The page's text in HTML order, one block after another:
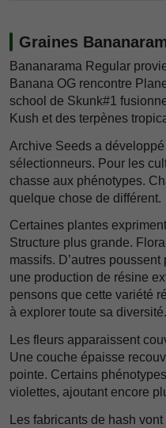
Graines
Bananarama Regular
Banana OG rencontre
school de Skunk#1
Kush et des terpènes
Archive Seeds a
sélectionneurs. Pour les
chasse aux phénotypes.
quelque chose de différent.
Certaines plantes
Structure plus grande.
massifs. D’autres
une production de résine
pensons que cette variété
à explorer toute sa diversité.
Les fleurs apparaissent
Une couche épaisse
pointe. Certains
violettes, ajoutant encore
Les fabricants de hash